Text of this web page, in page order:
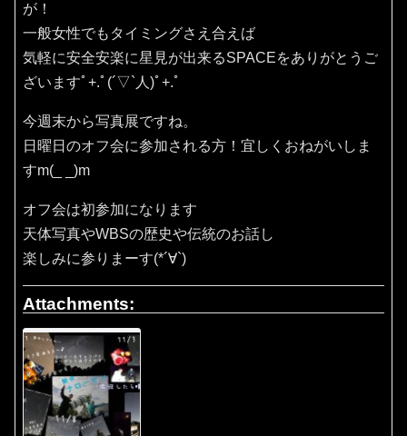
が！
一般女性でもタイミングさえ合えば
気軽に安全安楽に星見が出来るSPACEをありがとうご
ざいますﾟ+.ﾟ(´▽`人)ﾟ+.ﾟ
今週末から写真展ですね。
日曜日のオフ会に参加される方！宜しくおねがいしま
すm(_ _)m
オフ会は初参加になります
天体写真やWBSの歴史や伝統のお話し
楽しみに参りまーす(*´∀`)
Attachments: